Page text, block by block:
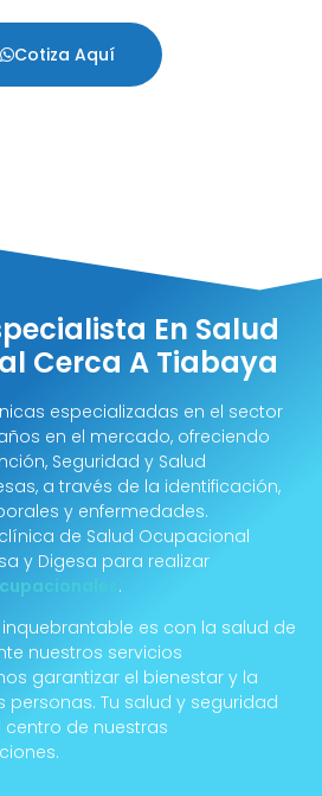
Cotiza Aquí
En Salud
Cerca A Tiabaya
especializadas en el sector
en el mercado, ofreciendo
Seguridad y Salud
a través de la identificación,
y enfermedades.
de Salud Ocupacional
y Digesa para realizar
.
es con la salud de
nuestros servicios
garantizar el bienestar y la
Tu salud y seguridad
de nuestras